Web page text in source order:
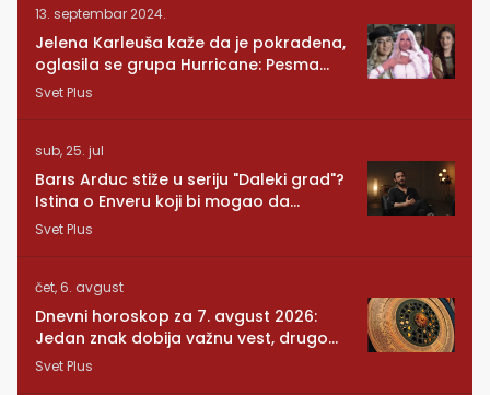
13. septembar 2024.
Jelena Karleuša kaže da je pokradena,
oglasila se grupa Hurricane: Pesma
RUNDE je naša!
Svet Plus
sub, 25. jul
Barıs Arduc stiže u seriju "Daleki grad"?
Istina o Enveru koji bi mogao da
promeni sve
Svet Plus
čet, 6. avgust
Dnevni horoskop za 7. avgust 2026:
Jedan znak dobija važnu vest, drugom
se vraća osoba iz prošlosti
Svet Plus